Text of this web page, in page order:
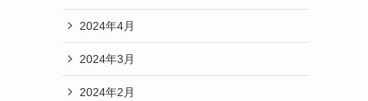
2024年4月
2024年3月
2024年2月